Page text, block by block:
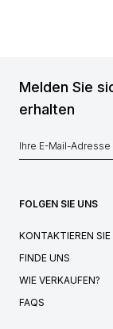
Melden Sie
erhalten
FOLGEN SIE UNS
KONTAKTIEREN SIE
FINDE UNS
WIE VERKAUFEN?
FAQS